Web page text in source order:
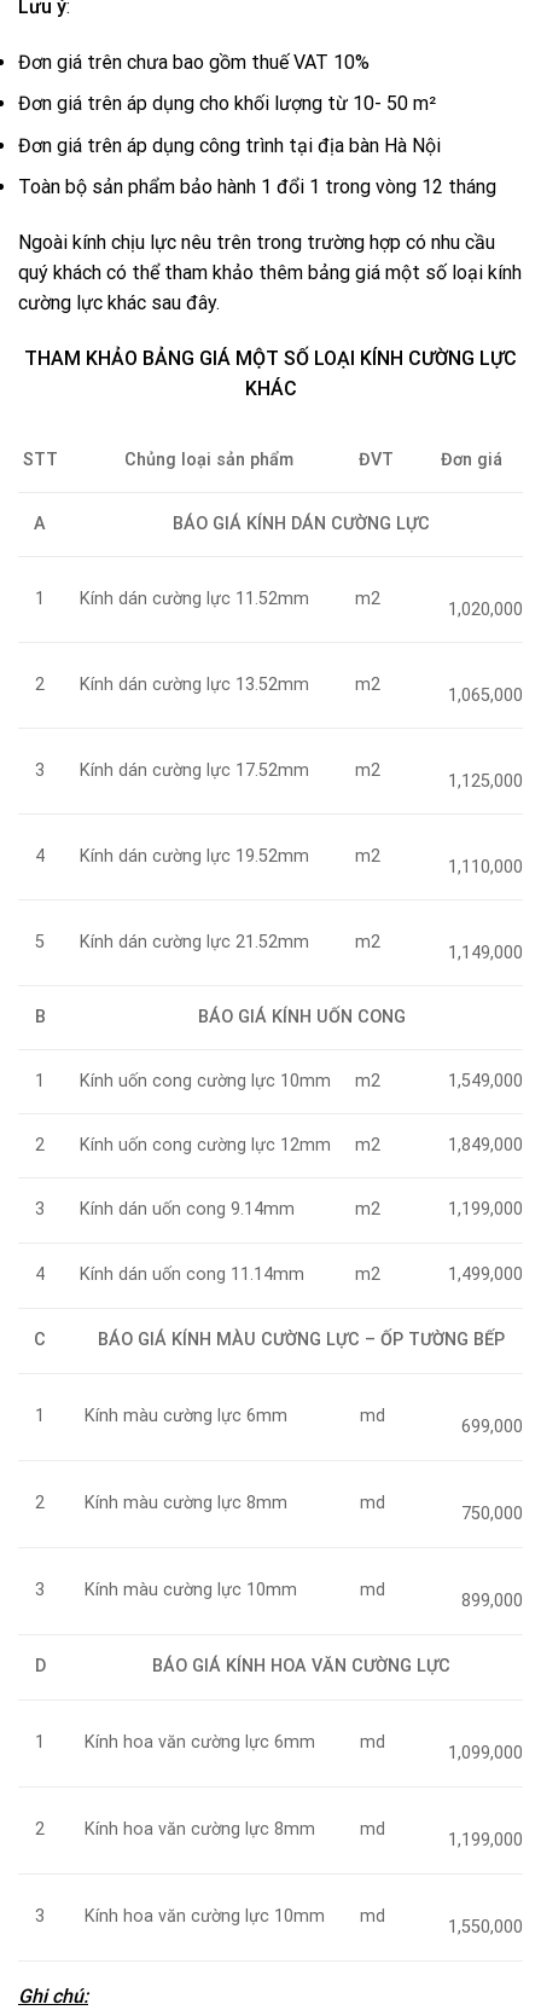
Lưu ý:
Đơn giá trên chưa bao gồm thuế VAT 10%
Đơn giá trên áp dụng cho khối lượng từ 10- 50 m²
Đơn giá trên áp dụng công trình tại địa bàn Hà Nội
Toàn bộ sản phẩm bảo hành 1 đổi 1 trong vòng 12 tháng
Ngoài kính chịu lực nêu trên trong trường hợp có nhu cầu
quý khách có thể tham khảo thêm bảng giá một số loại kính
cường lực khác sau đây.
THAM KHẢO BẢNG GIÁ MỘT SỐ LOẠI KÍNH CƯỜNG LỰC
KHÁC
STT Chủng loại sản phẩm ĐVT Đơn giá
A BÁO GIÁ KÍNH DÁN CƯỜNG LỰC
1 Kính dán cường lực 11.52mm m2
1,020,000
2 Kính dán cường lực 13.52mm m2
1,065,000
3 Kính dán cường lực 17.52mm m2
1,125,000
4 Kính dán cường lực 19.52mm m2
1,110,000
5 Kính dán cường lực 21.52mm m2
1,149,000
B BÁO GIÁ KÍNH UỐN CONG
1 Kính uốn cong cường lực 10mm m2 1,549,000
2 Kính uốn cong cường lực 12mm m2 1,849,000
3 Kính dán uốn cong 9.14mm m2 1,199,000
4 Kính dán uốn cong 11.14mm m2 1,499,000
C BÁO GIÁ KÍNH MÀU CƯỜNG LỰC – ỐP TƯỜNG BẾP
1 Kính màu cường lực 6mm md
699,000
2 Kính màu cường lực 8mm md
750,000
3 Kính màu cường lực 10mm md
899,000
D BÁO GIÁ KÍNH HOA VĂN CƯỜNG LỰC
1 Kính hoa văn cường lực 6mm md
1,099,000
2 Kính hoa văn cường lực 8mm md
1,199,000
3 Kính hoa văn cường lực 10mm md
1,550,000
Ghi chú: